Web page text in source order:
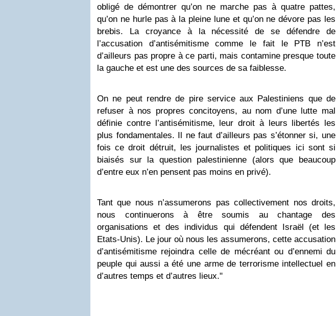
obligé de démontrer qu’on ne marche pas à quatre pattes,
qu’on ne hurle pas à la pleine lune et qu’on ne dévore pas les
brebis. La croyance à la nécessité de se défendre de
l’accusation d’antisémitisme comme le fait le PTB n’est
d’ailleurs pas propre à ce parti, mais contamine presque toute
la gauche et est une des sources de sa faiblesse.
On ne peut rendre de pire service aux Palestiniens que de
refuser à nos propres concitoyens, au nom d’une lutte mal
définie contre l’antisémitisme, leur droit à leurs libertés les
plus fondamentales. Il ne faut d’ailleurs pas s’étonner si, une
fois ce droit détruit, les journalistes et politiques ici sont si
biaisés sur la question palestinienne (alors que beaucoup
d’entre eux n’en pensent pas moins en privé).
Tant que nous n’assumerons pas collectivement nos droits,
nous continuerons à être soumis au chantage des
organisations et des individus qui défendent Israël (et les
Etats-Unis). Le jour où nous les assumerons, cette accusation
d’antisémitisme rejoindra celle de mécréant ou d’ennemi du
peuple qui aussi a été une arme de terrorisme intellectuel en
d’autres temps et d’autres lieux."